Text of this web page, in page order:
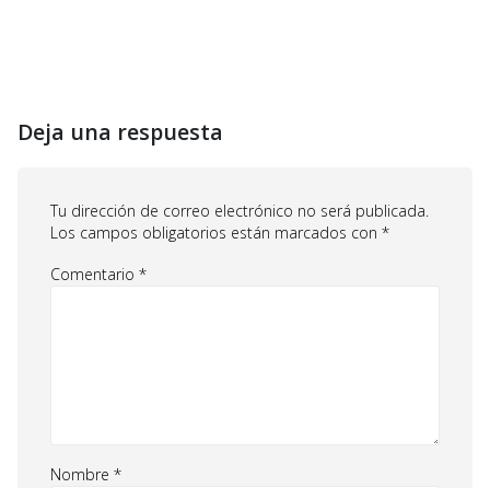
Deja una respuesta
Tu dirección de correo electrónico no será publicada.
Los campos obligatorios están marcados con *
Comentario *
Nombre *